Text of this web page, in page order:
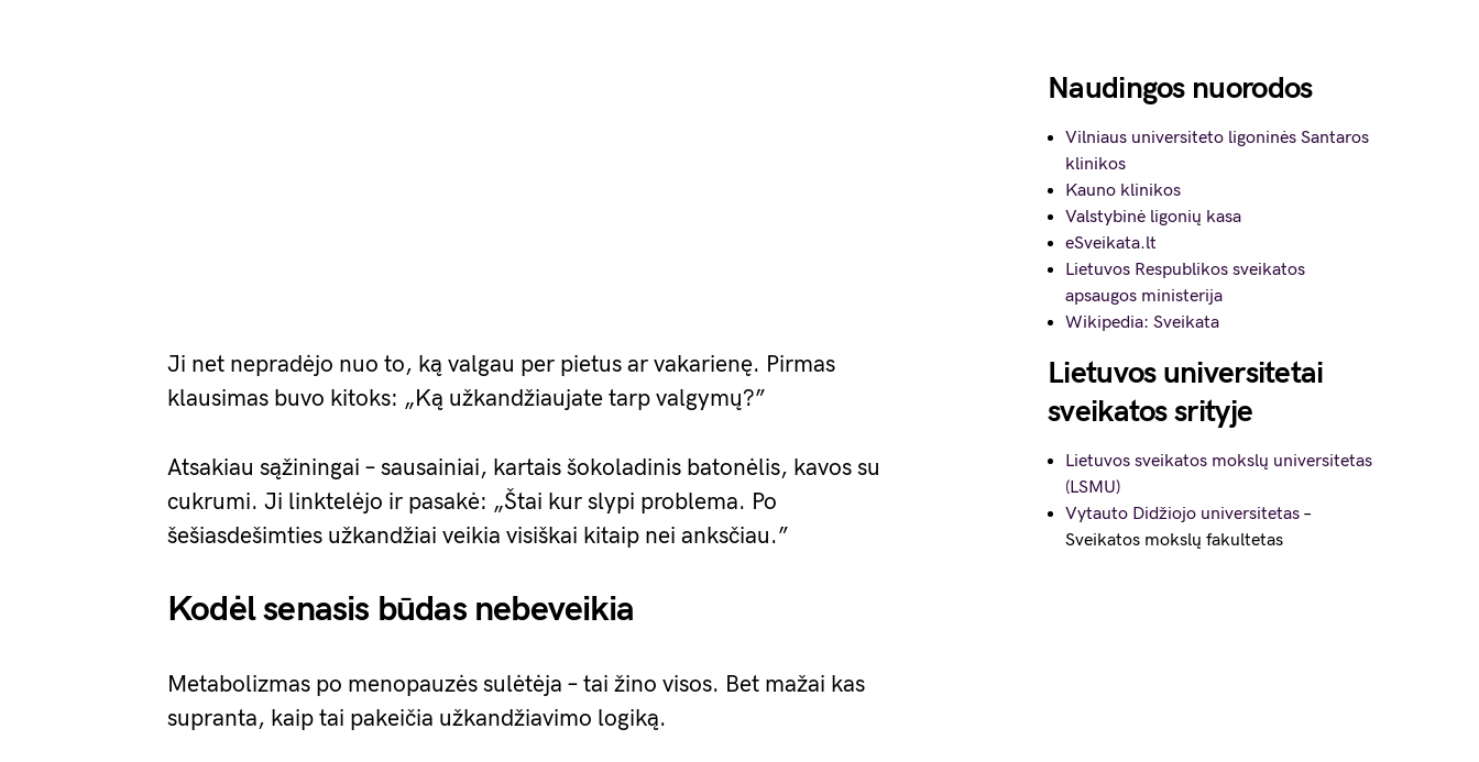
Ji net nepradėjo nuo to, ką valgau per pietus ar vakarienę. Pirmas
klausimas buvo kitoks: „Ką užkandžiaujate tarp valgymų?”
Atsakiau sąžiningai – sausainiai, kartais šokoladinis batonėlis, kavos su
cukrumi. Ji linktelėjo ir pasakė: „Štai kur slypi problema. Po
šešiasdešimties užkandžiai veikia visiškai kitaip nei anksčiau.”
Kodėl senasis būdas nebeveikia
Metabolizmas po menopauzės sulėtėja – tai žino visos. Bet mažai kas
supranta, kaip tai pakeičia užkandžiavimo logiką.
Naudingos nuorodos
Vilniaus universiteto ligoninės Santaros
klinikos
Kauno klinikos
Valstybinė ligonių kasa
eSveikata.lt
Lietuvos Respublikos sveikatos
apsaugos ministerija
Wikipedia: Sveikata
Lietuvos universitetai
sveikatos srityje
Lietuvos sveikatos mokslų universitetas
(LSMU)
Vytauto Didžiojo universitetas –
Sveikatos mokslų fakultetas